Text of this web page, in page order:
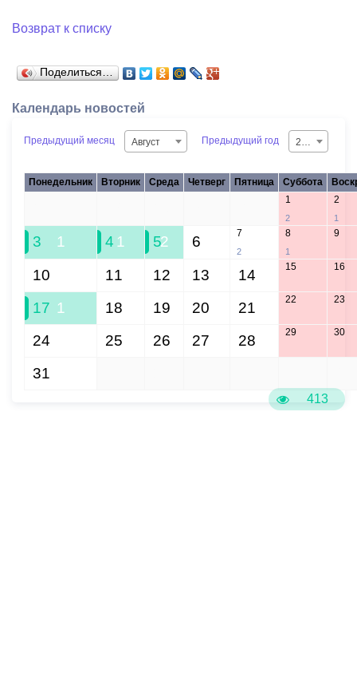
413
Возврат к списку
Поделиться…
Календарь новостей
Предыдущий месяц Август Предыдущий год
Понедельник Вторник Среда Четверг Пятница Суббота
1
2
2
1
3 1 4 1 52 6 7
2
8
1
9
10 11 12 13 14 15 16
17 1 18 19 20 21 22 23
24 25 26 27 28 29 30
31